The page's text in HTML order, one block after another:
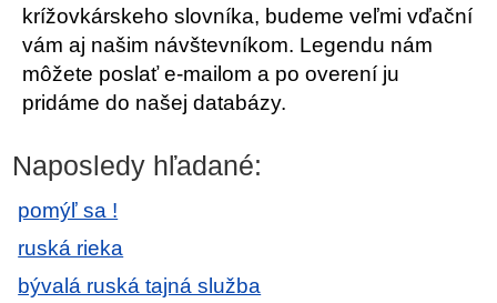
krížovkárskeho slovníka, budeme veľmi vďační
vám aj našim návštevníkom. Legendu nám
môžete poslať e-mailom a po overení ju
pridáme do našej databázy.
Naposledy hľadané:
pomýľ sa !
ruská rieka
bývalá ruská tajná služba